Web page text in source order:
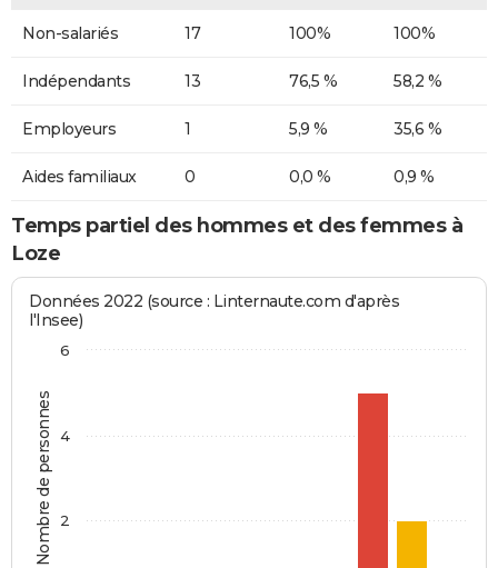
Non-salariés 17 100% 100%
Indépendants 13 76,5 % 58,2 %
Employeurs 1 5,9 % 35,6 %
Aides familiaux 0 0,0 % 0,9 %
Temps partiel des hommes et des femmes à
Loze
Nombre de personnes
Données 2022 (source : Linternaute.com d'après
l'Insee)
2
4
6